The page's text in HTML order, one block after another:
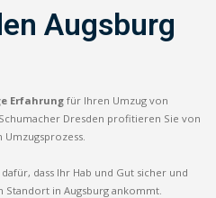
Augsburg
Erfahrung für Ihren Umzug von
Dresden profitieren Sie von
dass Ihr Hab und Gut sicher und
in Augsburg ankommt.